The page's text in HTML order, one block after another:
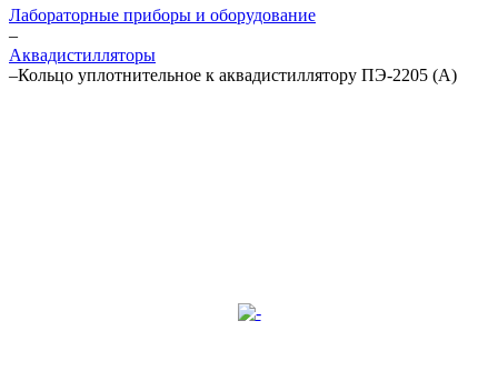
Лабораторные приборы и оборудование
–
Аквадистилляторы
–Кольцо уплотнительное к аквадистиллятору ПЭ-2205 (А)